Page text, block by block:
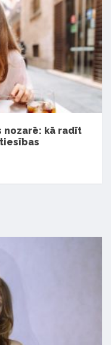
nozarē: kā radīt